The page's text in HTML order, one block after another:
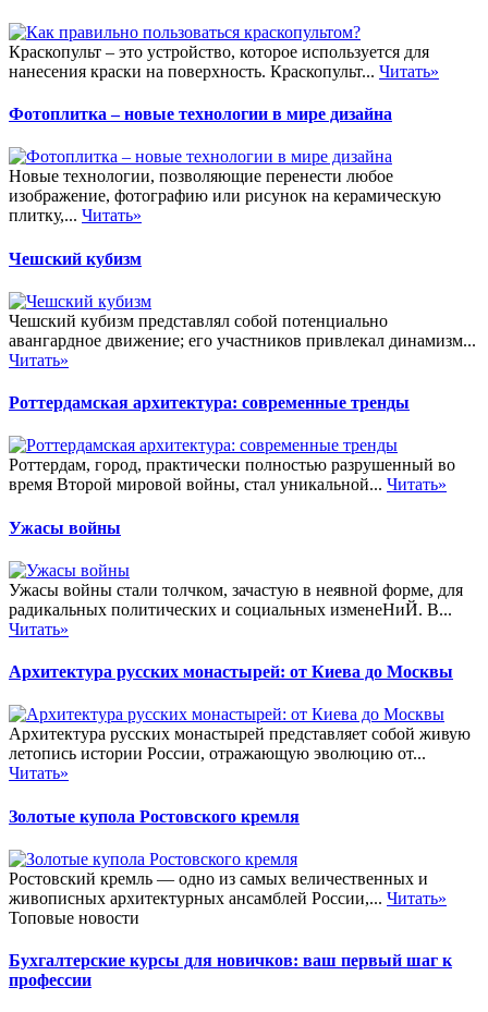
Краскопульт – это устройство, которое используется для
нанесения краски на поверхность. Краскопульт... Читать»
Фотоплитка – новые технологии в мире дизайна
Новые технологии, позволяющие перенести любое
изображение, фотографию или рисунок на керамическую
плитку,... Читать»
Чешский кубизм
Чешский кубизм представлял собой потенциально
авангардное движение; его участников привлекал динамизм...
Читать»
Роттердамская архитектура: современные тренды
Роттердам, город, практически полностью разрушенный во
время Второй мировой войны, стал уникальной... Читать»
Ужасы войны
Ужасы войны стали толчком, зачастую в неявной форме, для
радикальных политических и социальных изменеНиЙ. В...
Читать»
Архитектура русских монастырей: от Киева до Москвы
Архитектура русских монастырей представляет собой живую
летопись истории России, отражающую эволюцию от...
Читать»
Золотые купола Ростовского кремля
Ростовский кремль — одно из самых величественных и
живописных архитектурных ансамблей России,... Читать»
Топовые новости
Бухгалтерские курсы для новичков: ваш первый шаг к
профессии